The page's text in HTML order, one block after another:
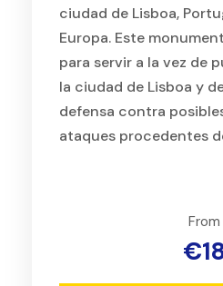
ciudad de Lisboa,
Europa. Este
para servir a la vez de
la ciudad de Lisboa y
defensa contra
ataques procedentes
From